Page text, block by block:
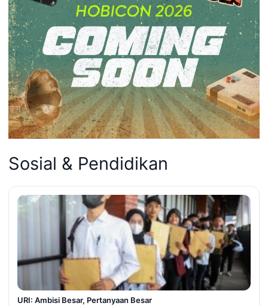
Sosial & Pendidikan
URI: Ambisi Besar, Pertanyaan Besar